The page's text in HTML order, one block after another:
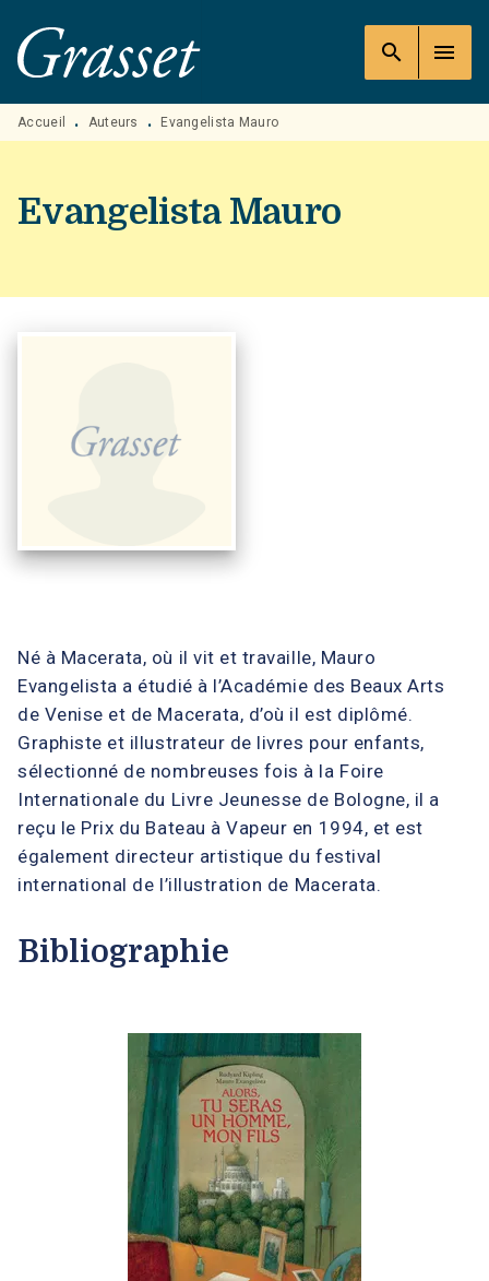
MENU RECHERCHE
PIED DE PAGE
search menu
Accueil • Auteurs • Evangelista Mauro
Evangelista Mauro
Né à Macerata, où il vit et travaille, Mauro
Evangelista a étudié à l’Académie des Beaux Arts
de Venise et de Macerata, d’où il est diplômé.
Graphiste et illustrateur de livres pour enfants,
sélectionné de nombreuses fois à la Foire
Internationale du Livre Jeunesse de Bologne, il a
reçu le Prix du Bateau à Vapeur en 1994, et est
également directeur artistique du festival
international de l’illustration de Macerata.
Bibliographie